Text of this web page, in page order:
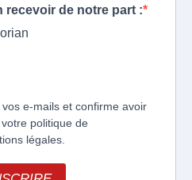
recevoir de notre part :
e-mails et confirme avoir
politique de
légales.